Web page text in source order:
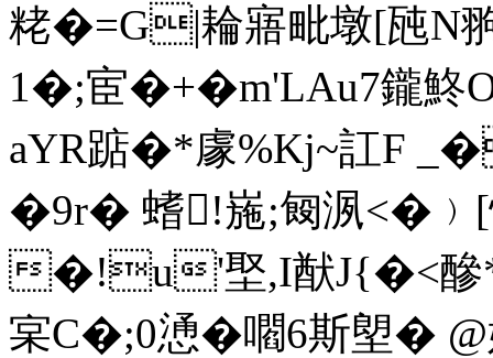
粩�=G|耣寤毗墩[瓲N翑
1�;宦�+�m'LAu7鑨鮗
aYR踮�*豦%Kj~訌F
�9r� 螧!崺;匓洬
�!u'埾,I猷J{�<醦*f
宲C�;0慂�嚪6斯塱� @